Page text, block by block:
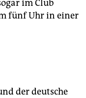
im Club
fünf Uhr in einer
der deutsche